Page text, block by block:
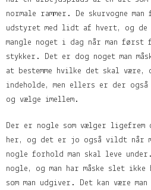
normale rammer. De skurvogne
udstyret med lidt af hvert, og
mangle noget i dag når man
stykker. Det er dog noget man
at bestemme hvilke det skal være,
indeholde, men ellers er der også
og vælge imellem.
Der er nogle som vælger ligefrem
her, og det er jo også vildt når
nogle forhold man skal leve
nogle, og man har måske slet
som man udgiver. Det kan være